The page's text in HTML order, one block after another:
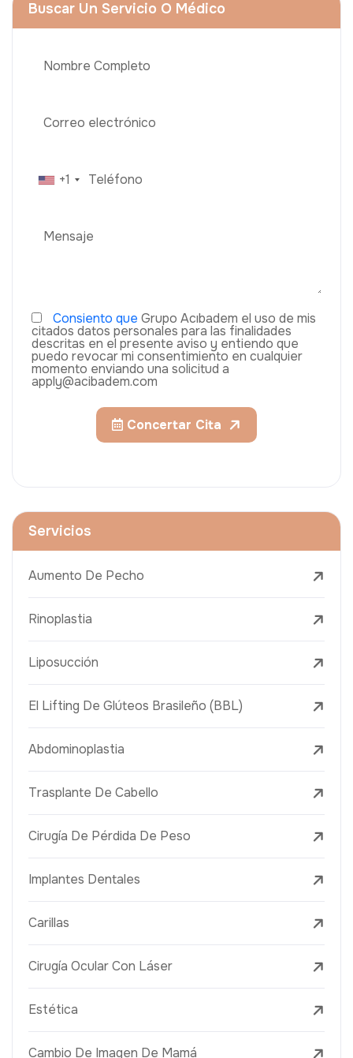
Buscar Un Servicio O Médico
+1
Consiento que Grupo Acıbadem el uso de mis
citados datos personales para las finalidades
descritas en el presente aviso y entiendo que
puedo revocar mi consentimiento en cualquier
momento enviando una solicitud a
apply@acibadem.com
Concertar Cita
Servicios
Aumento De Pecho
Rinoplastia
Liposucción
El Lifting De Glúteos Brasileño (BBL)
Abdominoplastia
Trasplante De Cabello
Cirugía De Pérdida De Peso
Implantes Dentales
Carillas
Cirugía Ocular Con Láser
Estética
Cambio De Imagen De Mamá